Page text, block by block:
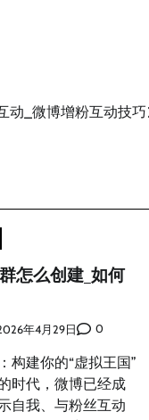
动_微博增粉互动技巧
怎么创建_如何
年4月29日 0
构建你的“虚拟王国”
时代，微博已经成
自我、与粉丝互动